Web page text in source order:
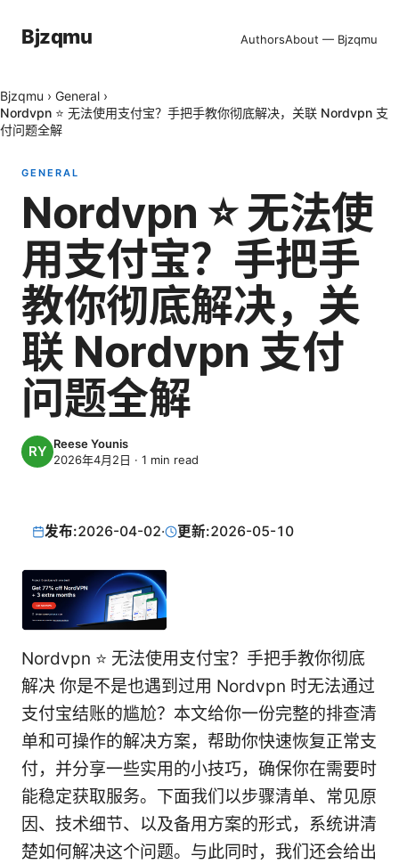
Bjzqmu AuthorsAbout — Bjzqmu
Bjzqmu › General ›
Nordvpn ⭐ 无法使用支付宝？手把手教你彻底解决，关联 Nordvpn 支
付问题全解
GENERAL
Nordvpn ⭐ 无法使
用支付宝？手把手
教你彻底解决，关
联 Nordvpn 支付
问题全解
Reese Younis
2026年4月2日 · 1 min read
发布:2026-04-02· 更新:2026-05-10
Nordvpn ⭐ 无法使用支付宝？手把手教你彻底
解决 你是不是也遇到过用 Nordvpn 时无法通过
支付宝结账的尴尬？本文给你一份完整的排查清
单和可操作的解决方案，帮助你快速恢复正常支
付，并分享一些实用的小技巧，确保你在需要时
能稳定获取服务。下面我们以步骤清单、常见原
因、技术细节、以及备用方案的形式，系统讲清
楚如何解决这个问题。与此同时，我们还会给出